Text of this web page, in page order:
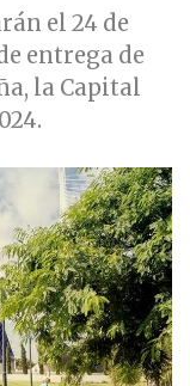
el 24 de
entrega de
la Capital